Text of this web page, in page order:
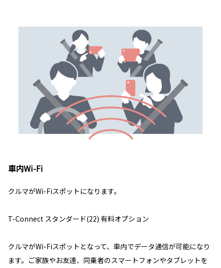
車内Wi-Fi
クルマがWi-Fiスポットになります。
T-Connect スタンダード(22) 有料オプション
クルマがWi-Fiスポットとなって、車内でデータ通信が可能になり
ます。ご家族やお友達、同乗者のスマートフォンやタブレットを